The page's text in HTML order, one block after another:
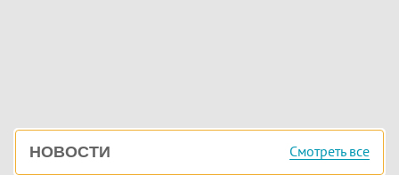
Боковая
панель
НОВОСТИ Смотреть все